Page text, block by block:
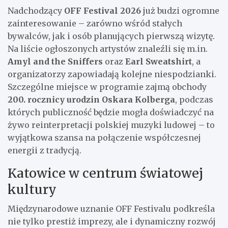
Nadchodzący OFF Festival 2026 już budzi ogromne
zainteresowanie – zarówno wśród stałych
bywalców, jak i osób planujących pierwszą wizytę.
Na liście ogłoszonych artystów znaleźli się m.in.
Amyl and the Sniffers oraz Earl Sweatshirt, a
organizatorzy zapowiadają kolejne niespodzianki.
Szczególne miejsce w programie zajmą obchody
200. rocznicy urodzin Oskara Kolberga, podczas
których publiczność będzie mogła doświadczyć na
żywo reinterpretacji polskiej muzyki ludowej – to
wyjątkowa szansa na połączenie współczesnej
energii z tradycją.
Katowice w centrum światowej
kultury
Międzynarodowe uznanie OFF Festivalu podkreśla
nie tylko prestiż imprezy, ale i dynamiczny rozwój